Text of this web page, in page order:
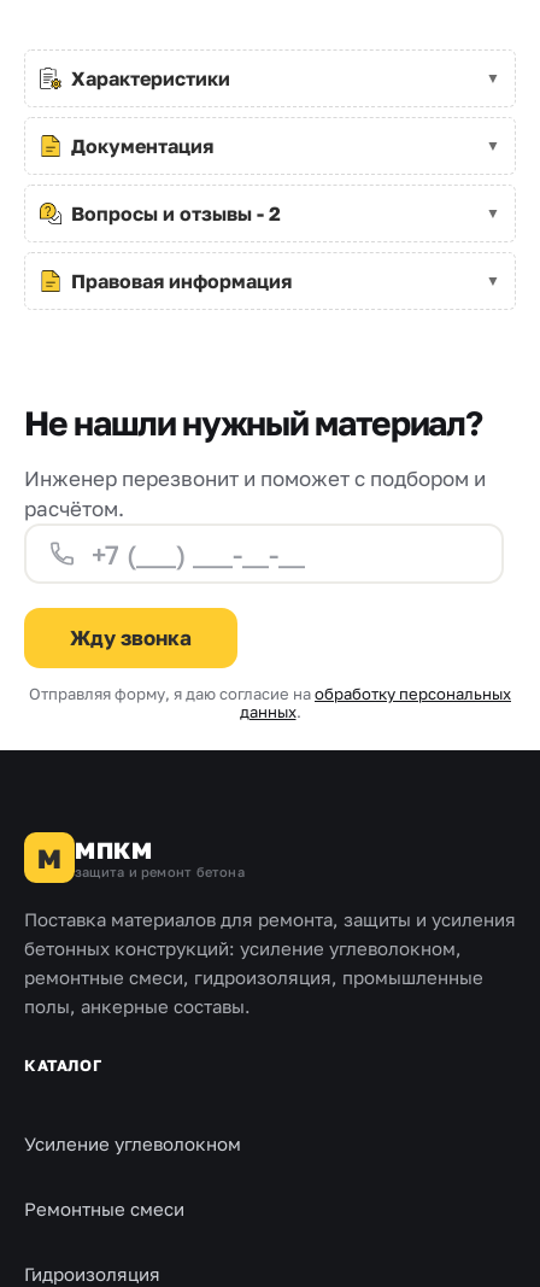
Характеристики
Документация
Вопросы и отзывы - 2
Правовая информация
Не нашли нужный материал?
Инженер перезвонит и поможет с подбором и
расчётом.
Жду звонка
Отправляя форму, я даю согласие наобработку персональных
данных.
М МПКМ
защита и ремонт бетона
Поставка материалов для ремонта, защиты и усиления
бетонных конструкций: усиление углеволокном,
ремонтные смеси, гидроизоляция, промышленные
полы, анкерные составы.
КАТАЛОГ
Усиление углеволокном
Ремонтные смеси
Гидроизоляция